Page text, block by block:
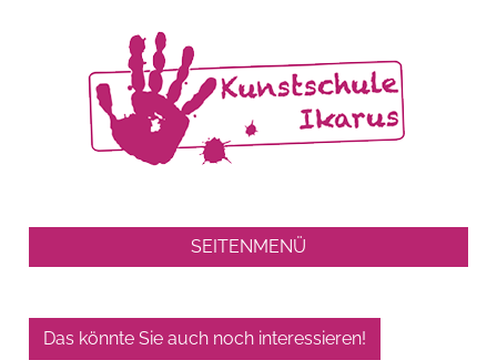
SEITENMENÜ
Das könnte Sie auch noch interessieren!